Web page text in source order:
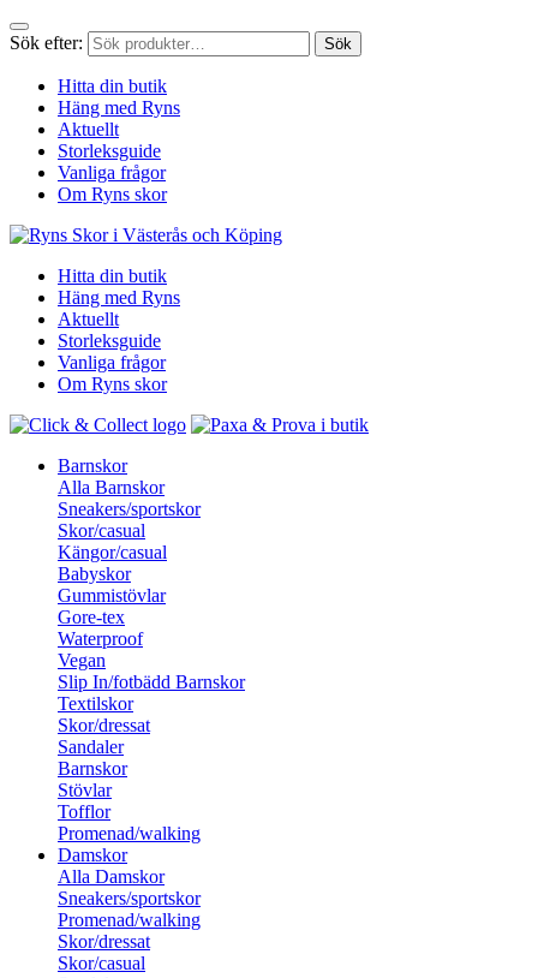
Sök efter: Sök
Hitta din butik
Häng med Ryns
Aktuellt
Storleksguide
Vanliga frågor
Om Ryns skor
Hitta din butik
Häng med Ryns
Aktuellt
Storleksguide
Vanliga frågor
Om Ryns skor
Barnskor
Alla Barnskor
Sneakers/sportskor
Skor/casual
Kängor/casual
Babyskor
Gummistövlar
Gore-tex
Waterproof
Vegan
Slip In/fotbädd Barnskor
Textilskor
Skor/dressat
Sandaler
Barnskor
Stövlar
Tofflor
Promenad/walking
Damskor
Alla Damskor
Sneakers/sportskor
Promenad/walking
Skor/dressat
Skor/casual